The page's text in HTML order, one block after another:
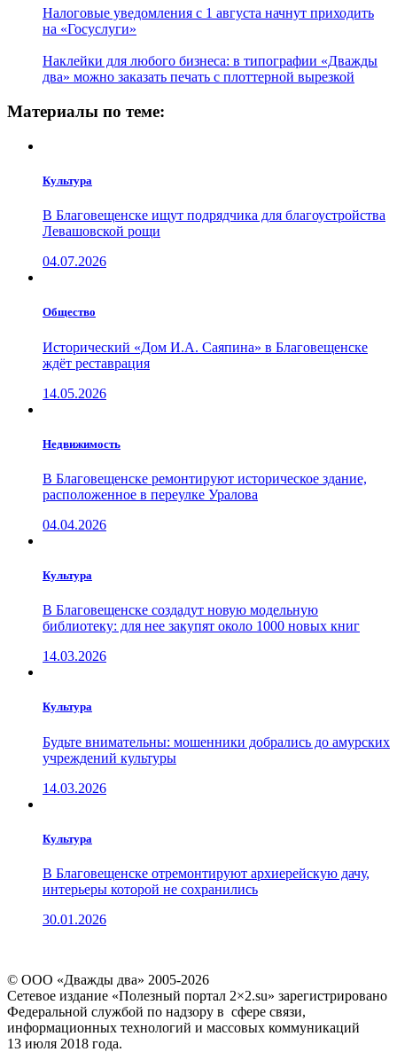
Налоговые уведомления с 1 августа начнут приходить
на «Госуслуги»
Наклейки для любого бизнеса: в типографии «Дважды
два» можно заказать печать с плоттерной вырезкой
Материалы по теме:
Культура
В Благовещенске ищут подрядчика для благоустройства
Левашовской рощи
04.07.2026
Общество
Исторический «Дом И.А. Саяпина» в Благовещенске
ждёт реставрация
14.05.2026
Недвижимость
В Благовещенске ремонтируют историческое здание,
расположенное в переулке Уралова
04.04.2026
Культура
В Благовещенске создадут новую модельную
библиотеку: для нее закупят около 1000 новых книг
14.03.2026
Культура
Будьте внимательны: мошенники добрались до амурских
учреждений культуры
14.03.2026
Культура
В Благовещенске отремонтируют архиерейскую дачу,
интерьеры которой не сохранились
30.01.2026
© ООО «Дважды два» 2005-2026
Сетевое издание «Полезный портал 2×2.su» зарегистрировано
Федеральной службой по надзору в сфере связи,
информационных технологий и массовых коммуникаций
13 июля 2018 года.